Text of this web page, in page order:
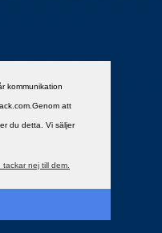
kommunikation
att
du detta. Vi säljer
nej till dem.